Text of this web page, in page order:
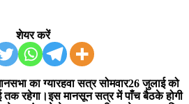
शेयर करें
का ग्यारहवा सत्र सोमवार26 जुलाई को
तक रहेगा।इस मानसून सत्र में पाँच बैठके होगी